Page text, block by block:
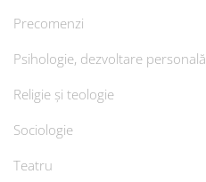
Precomenzi
Psihologie, dezvoltare personală
Religie și teologie
Sociologie
Teatru